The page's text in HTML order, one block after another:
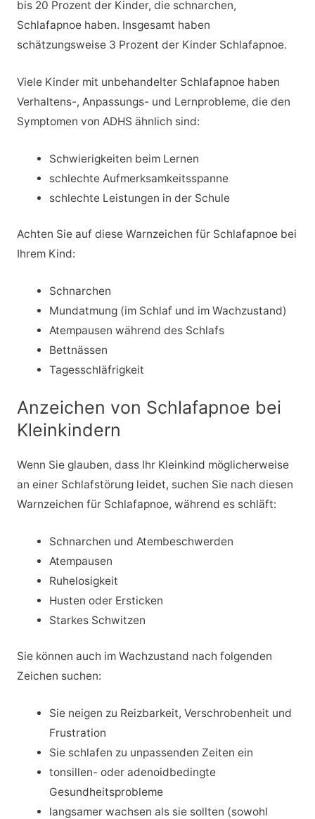
bis 20 Prozent der Kinder, die schnarchen,
Schlafapnoe haben. Insgesamt haben
schätzungsweise 3 Prozent der Kinder Schlafapnoe.
Viele Kinder mit unbehandelter Schlafapnoe haben
Verhaltens-, Anpassungs- und Lernprobleme, die den
Symptomen von ADHS ähnlich sind:
Schwierigkeiten beim Lernen
schlechte Aufmerksamkeitsspanne
schlechte Leistungen in der Schule
Achten Sie auf diese Warnzeichen für Schlafapnoe bei
Ihrem Kind:
Schnarchen
Mundatmung (im Schlaf und im Wachzustand)
Atempausen während des Schlafs
Bettnässen
Tagesschläfrigkeit
Anzeichen von Schlafapnoe bei
Kleinkindern
Wenn Sie glauben, dass Ihr Kleinkind möglicherweise
an einer Schlafstörung leidet, suchen Sie nach diesen
Warnzeichen für Schlafapnoe, während es schläft:
Schnarchen und Atembeschwerden
Atempausen
Ruhelosigkeit
Husten oder Ersticken
Starkes Schwitzen
Sie können auch im Wachzustand nach folgenden
Zeichen suchen:
Sie neigen zu Reizbarkeit, Verschrobenheit und
Frustration
Sie schlafen zu unpassenden Zeiten ein
tonsillen- oder adenoidbedingte
Gesundheitsprobleme
langsamer wachsen als sie sollten (sowohl